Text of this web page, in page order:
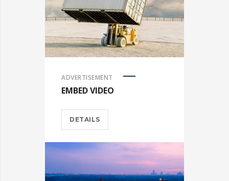
ADVERTISEMENT
EMBED VIDEO
DETAILS